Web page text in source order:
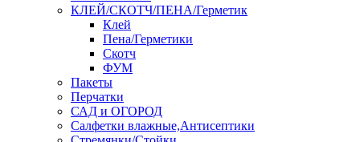
КЛЕЙ/СКОТЧ/ПЕНА/Герметик
Клей
Пена/Герметики
Скотч
ФУМ
Пакеты
Перчатки
САД и ОГОРОД
Салфетки влажные,Антисептики